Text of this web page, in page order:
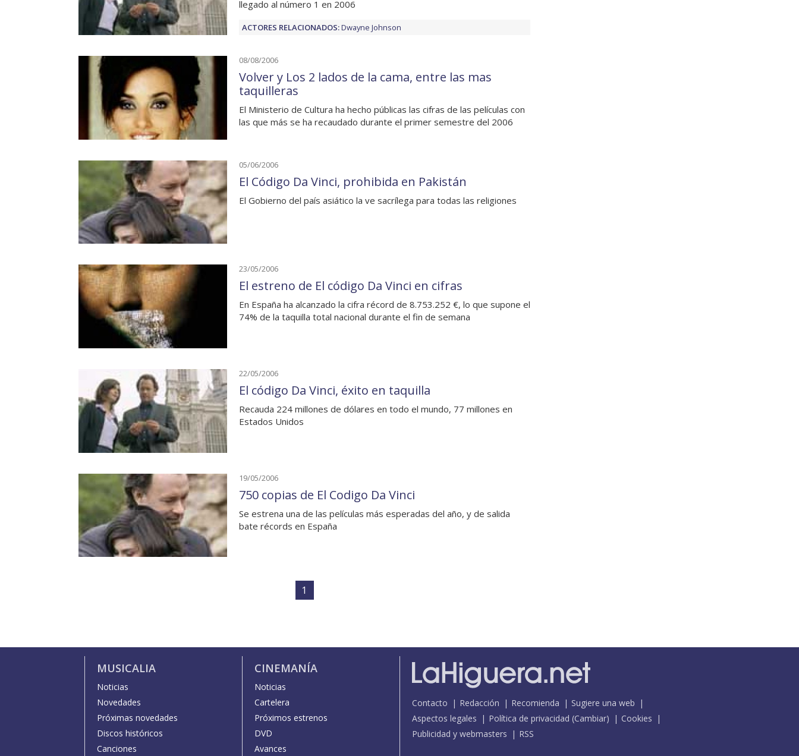
llegado al número 1 en 2006
ACTORES RELACIONADOS:Dwayne Johnson
08/08/2006
Volver y Los 2 lados de la cama, entre las mas
taquilleras
El Ministerio de Cultura ha hecho públicas las cifras de las películas con
las que más se ha recaudado durante el primer semestre del 2006
05/06/2006
El Código Da Vinci, prohibida en Pakistán
El Gobierno del país asiático la ve sacrílega para todas las religiones
23/05/2006
El estreno de El código Da Vinci en cifras
En España ha alcanzado la cifra récord de 8.753.252 €, lo que supone el
74% de la taquilla total nacional durante el fin de semana
22/05/2006
El código Da Vinci, éxito en taquilla
Recauda 224 millones de dólares en todo el mundo, 77 millones en
Estados Unidos
19/05/2006
750 copias de El Codigo Da Vinci
Se estrena una de las películas más esperadas del año, y de salida
bate récords en España
1
MUSICALIA
Noticias
Novedades
Próximas novedades
Discos históricos
Canciones
CINEMANÍA
Noticias
Cartelera
Próximos estrenos
DVD
Avances
Contacto Redacción Recomienda
Sugiere una web
Aspectos legales
Política de privacidad (Cambiar)
Cookies
Publicidad y webmasters
RSS